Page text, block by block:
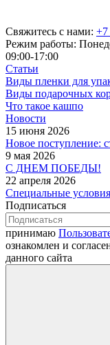
Свяжитесь с нами: +7
Режим работы:
09:00-17:00
Статьи
Виды пленки для
Виды подарочных
Что такое кашпо
Новости
15 июня 2026
Новое поступление:
9 мая 2026
С ДНЕМ ПОБЕДЫ!
22 апреля 2026
Специальные
Подписаться
принимаю
ознакомлен и
данного сайта